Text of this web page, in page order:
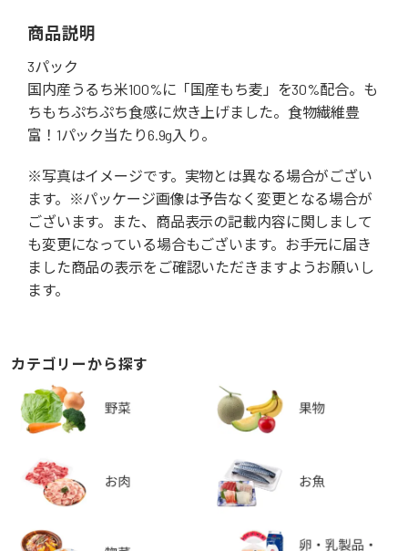
商品説明
3パック
国内産うるち米100%に「国産もち麦」を30%配合。も
ちもちぷちぷち食感に炊き上げました。食物繊維豊
富！1パック当たり6.9g入り。
※写真はイメージです。実物とは異なる場合がござい
ます。※パッケージ画像は予告なく変更となる場合が
ございます。また、商品表示の記載内容に関しまして
も変更になっている場合もございます。お手元に届き
ました商品の表示をご確認いただきますようお願いし
ます。
カテゴリーから探す